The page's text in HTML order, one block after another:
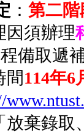
： 第二
因須辦理
備取遞
間114年6
放棄錄取